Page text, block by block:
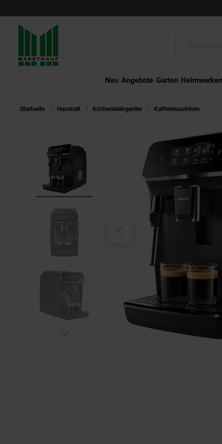
Neu Angebote Garten Heimwerken
Startseite Haushalt Küchenkleingeräte Kaffeemaschinen